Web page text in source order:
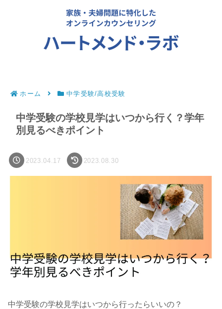
ホーム 中学受験/高校受験
中学受験の学校見学はいつから行く？学年
別見るべきポイント
2023.04.17 2023.08.30
中学受験の学校見学はいつから行ったらいいの？